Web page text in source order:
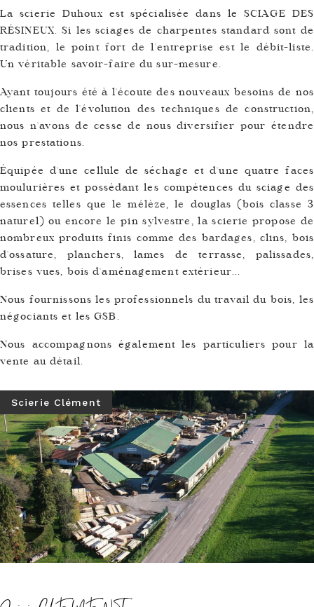
La scierie Duhoux est spécialisée dans le SCIAGE DES
RÉSINEUX. Si les sciages de charpentes standard sont de
tradition, le point fort de l'entreprise est le débit-liste.
Un véritable savoir-faire du sur-mesure.
Ayant toujours été à l'écoute des nouveaux besoins de nos
clients et de l'évolution des techniques de construction,
nous n'avons de cesse de nous diversifier pour étendre
nos prestations.
Équipée d'une cellule de séchage et d'une quatre faces
moulurières et possédant les compétences du sciage des
essences telles que le mélèze, le douglas (bois classe 3
naturel) ou encore le pin sylvestre, la scierie propose de
nombreux produits finis comme des bardages, clins, bois
d'ossature, planchers, lames de terrasse, palissades,
brises vues, bois d'aménagement extérieur...
Nous fournissons les professionnels du travail du bois, les
négociants et les GSB.
Nous accompagnons également les particuliers pour la
vente au détail.
Scierie Clément